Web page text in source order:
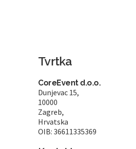
Tvrtka
CoreEvent d.o.o.
Dunjevac 15,
10000
Zagreb,
Hrvatska
OIB: 36611335369